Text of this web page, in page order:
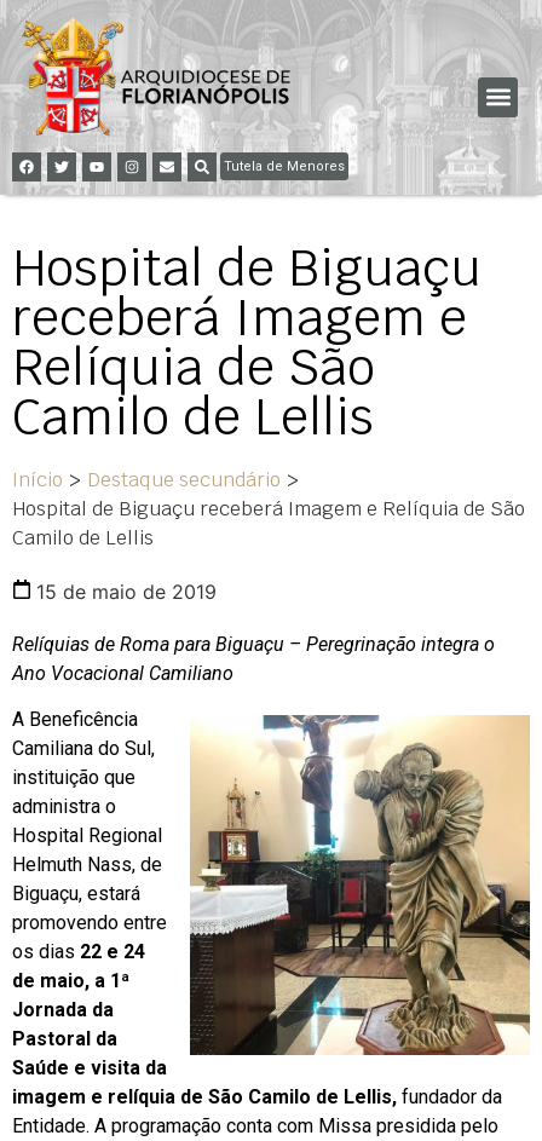
Tutela de Menores
Hospital de Biguaçu
receberá Imagem e
Relíquia de São
Camilo de Lellis
Início > Destaque secundário >
Hospital de Biguaçu receberá Imagem e Relíquia de São
Camilo de Lellis
15 de maio de 2019
Relíquias de Roma para Biguaçu – Peregrinação integra o
Ano Vocacional Camiliano
A Beneficência
Camiliana do Sul,
instituição que
administra o
Hospital Regional
Helmuth Nass, de
Biguaçu, estará
promovendo entre
os dias 22 e 24
de maio, a 1ª
Jornada da
Pastoral da
Saúde e visita da
imagem e relíquia de São Camilo de Lellis, fundador da
Entidade. A programação conta com Missa presidida pelo